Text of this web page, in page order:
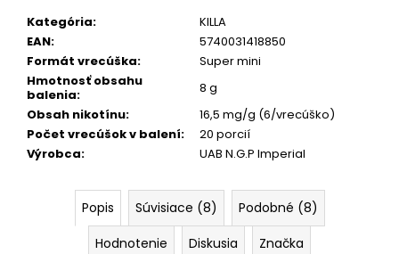
Kategória:
KILLA
EAN:
5740031418850
Formát vrecúška:
Super mini
Hmotnosť obsahu
balenia:
8 g
Obsah nikotínu:
16,5 mg/g (6/vrecúško)
Počet vrecúšok v balení:
20 porcií
Výrobca: UAB N.G.P Imperial
Popis Súvisiace (8)
Podobné (8)
Hodnotenie
Diskusia Značka
ú
č
a
m
e
GREATEST
COLD